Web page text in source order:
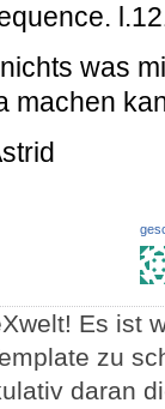
was
machen
Es ist
zu
daran